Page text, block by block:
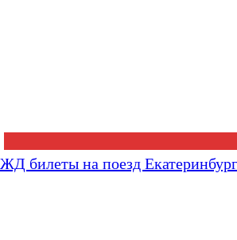
ЖД билеты на поезд